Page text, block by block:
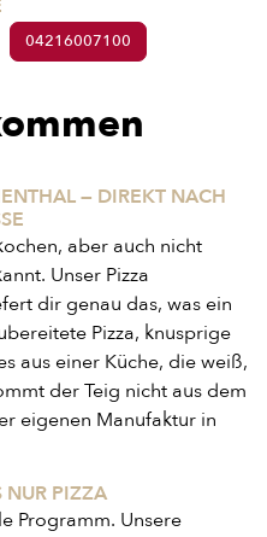
04216007100
— DIREKT NACH
aber auch nicht
Unser Pizza
dir genau das, was ein
Pizza, knusprige
aus einer Küche, die weiß,
der Teig nicht aus dem
eigenen Manufaktur in
NUR PIZZA
Programm. Unsere